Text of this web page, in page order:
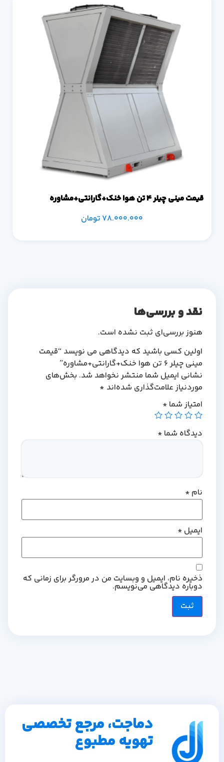
قیمت مینی چیلر 4 تن هوا خنک+گارانتی+مشاوره
78.000.000تومان
نقد و بررسی‌ها
هنوز بررسی‌ای ثبت نشده است.
اولین کسی باشید که دیدگاهی می نویسد “قیمت
مینی چیلر 6 تن هوا خنک+گارانتی+مشاوره”
نشانی ایمیل شما منتشر نخواهد شد. بخش‌های
موردنیاز علامت‌گذاری شده‌اند*
امتیاز شما*
دیدگاه شما *
*
ایمیل*
ذخیره نام، ایمیل و وبسایت من در مرورگر برای زمانی که
دوباره دیدگاهی می‌نویسم.
دماجت، مرجع تخصصی
تهویه مطبوع